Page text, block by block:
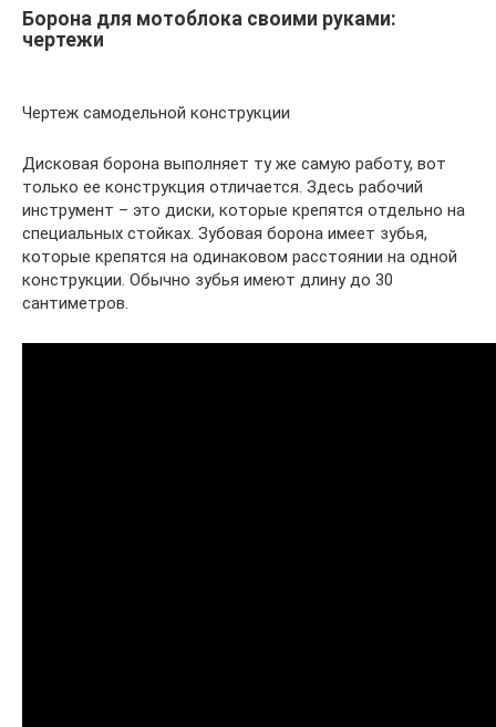
Борона для мотоблока своими руками:
чертежи
Чертеж самодельной конструкции
Дисковая борона выполняет ту же самую работу, вот
только ее конструкция отличается. Здесь рабочий
инструмент – это диски, которые крепятся отдельно на
специальных стойках. Зубовая борона имеет зубья,
которые крепятся на одинаковом расстоянии на одной
конструкции. Обычно зубья имеют длину до 30
сантиметров.